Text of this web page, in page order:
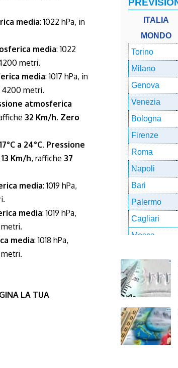
media: 1022 hPa, in
media: 1022
metri.
media: 1017 hPa, in
4200 metri.
atmosferica
32 Km/h. Zero
17°C a 24°C. Pressione
13 Km/h, raffiche 37
media: 1019 hPa,
media: 1019 hPa,
media: 1018 hPa,
LA TUA